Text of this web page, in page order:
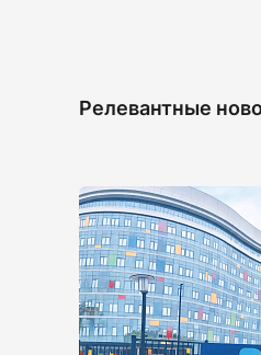
Релевантные